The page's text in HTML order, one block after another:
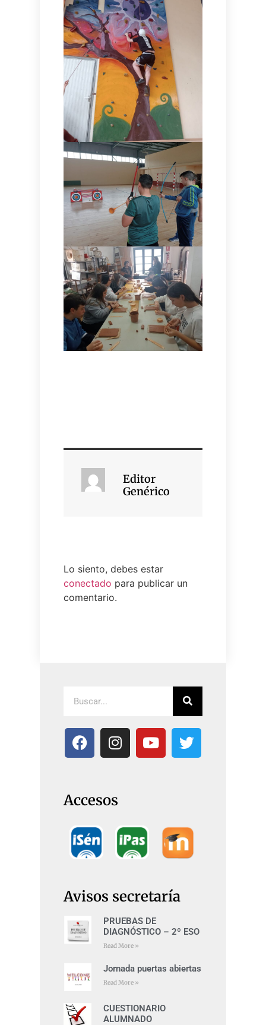
Editor
Genérico
Lo siento, debes estar
conectado para publicar un
comentario.
Accesos
Avisos secretaría
PRUEBAS DE
DIAGNÓSTICO – 2º ESO
Read More »
Jornada puertas abiertas
Read More »
CUESTIONARIO
ALUMNADO